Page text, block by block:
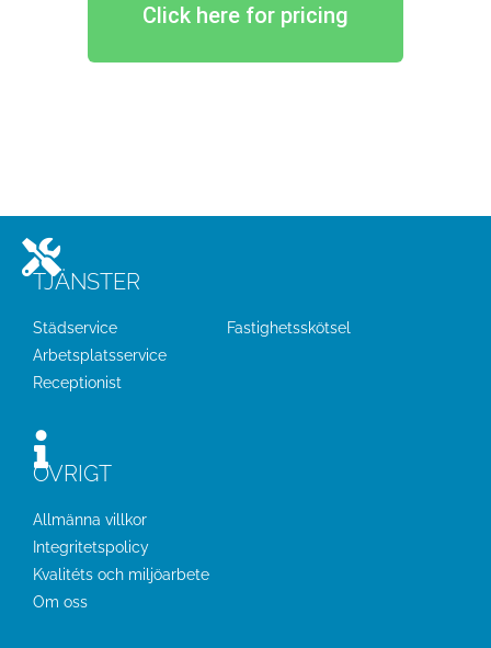
Click here for pricing
TJÄNSTER
Städservice
Fastighetsskötsel
Arbetsplatsservice
Receptionist
ÖVRIGT
Allmänna villkor
Integritetspolicy
Kvalitéts och miljöarbete
Om oss